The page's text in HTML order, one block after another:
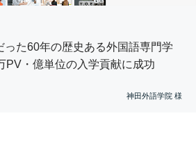
った60年の歴史ある外国語専門学
PV・億単位の入学貢献に成功
神田外語学院 様